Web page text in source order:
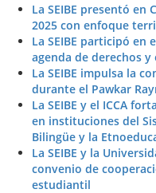
La SEIBE presentó en
2025 con enfoque
La SEIBE participó en
agenda de derechos
La SEIBE impulsa la
durante el Pawkar
La SEIBE y el ICCA
en instituciones del
Bilingüe y la
La SEIBE y la
convenio de
estudiantil